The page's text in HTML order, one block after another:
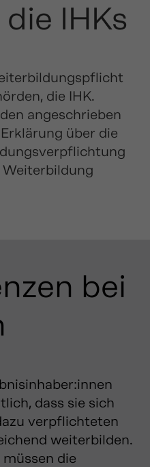
IHKs
die IHK.
angeschrieben
über die
Weiterbildung
bei
dass sie sich
verpflichteten
weiterbilden.
die